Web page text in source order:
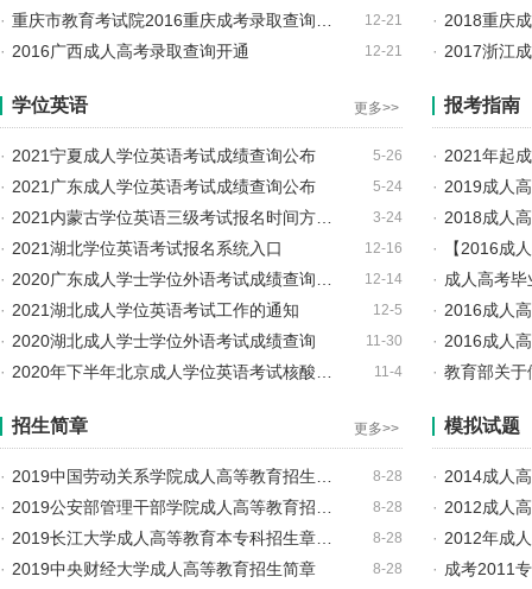
12-21
· 重庆市教育考试院2016重庆成考录取查询…
12-21
· 2016广西成人高考录取查询开通
· 2018重庆
· 2017浙江
学位英语 更多>>
5-26
· 2021宁夏成人学位英语考试成绩查询公布
5-24
· 2021广东成人学位英语考试成绩查询公布
3-24
· 2021内蒙古学位英语三级考试报名时间方…
12-16
· 2021湖北学位英语考试报名系统入口
12-14
· 2020广东成人学士学位外语考试成绩查询…
12-5
· 2021湖北成人学位英语考试工作的通知
11-30
· 2020湖北成人学士学位外语考试成绩查询
11-4
· 2020年下半年北京成人学位英语考试核酸…
报考指南
· 2021年起
· 2019成人
· 2018成人
·
【2016成
· 成人高考
· 2016成人
· 2016成人
· 教育部关
招生简章 更多>>
8-28
· 2019中国劳动关系学院成人高等教育招生…
8-28
· 2019公安部管理干部学院成人高等教育招…
8-28
· 2019长江大学成人高等教育本专科招生章…
8-28
· 2019中央财经大学成人高等教育招生简章
模拟试题
· 2014成人
· 2012成人
· 2012年成
· 成考2011